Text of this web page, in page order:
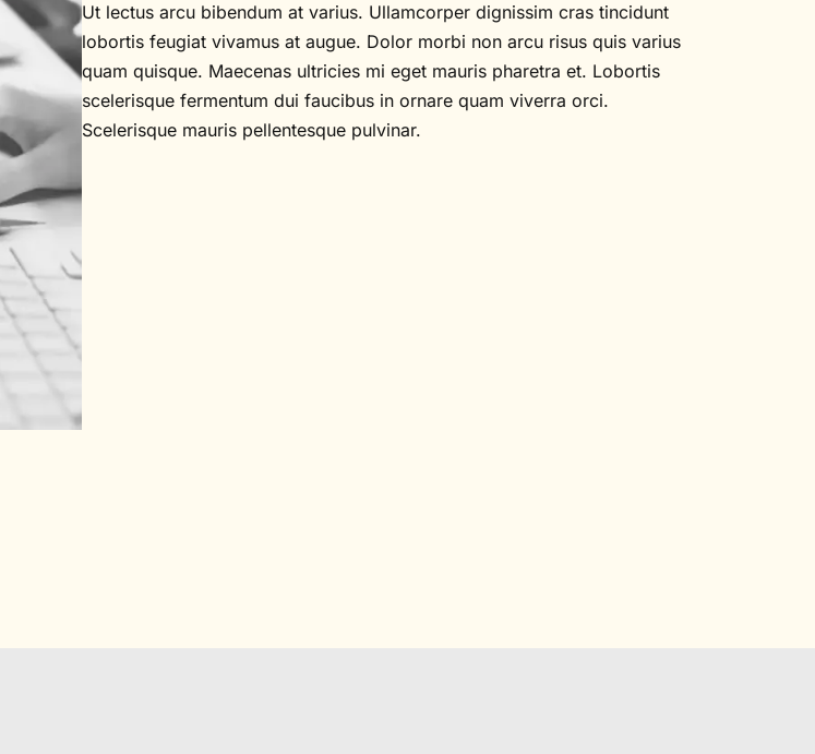
Ut lectus arcu bibendum at varius. Ullamcorper dignissim cras tincidunt
lobortis feugiat vivamus at augue. Dolor morbi non arcu risus quis varius
quam quisque. Maecenas ultricies mi eget mauris pharetra et. Lobortis
scelerisque fermentum dui faucibus in ornare quam viverra orci.
Scelerisque mauris pellentesque pulvinar.